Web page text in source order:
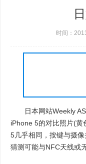
时间：
日本网站Weekly
iPhone 5的对比照片(
5几乎相同，按键与摄
猜测可能与NFC天线或